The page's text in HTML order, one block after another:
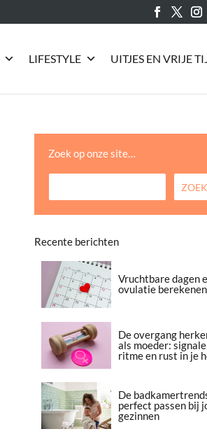
LIFESTYLE UITJES EN VRIJE
Zoek op onze site…
Recente berichten
Vruchtbare dagen
ovulatie berekenen
De overgang
als moeder:
ritme en rust in je
De
perfect passen bij
gezinnen